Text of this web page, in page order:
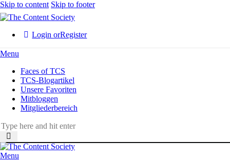
Skip to content Skip to footer
Login orRegister
Menu
Faces of TCS
TCS-Blogartikel
Unsere Favoriten
Mitbloggen
Mitgliederbereich
Menu